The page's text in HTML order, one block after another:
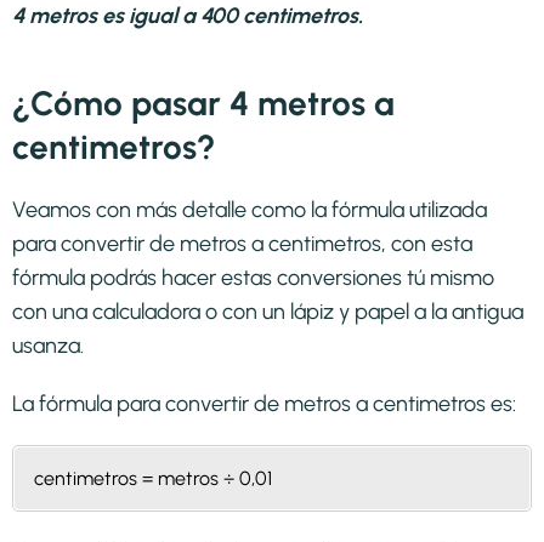
4 metros es igual a 400 centimetros.
¿Cómo pasar 4 metros a
centimetros?
Veamos con más detalle como la fórmula utilizada
para convertir de metros a centimetros, con esta
fórmula podrás hacer estas conversiones tú mismo
con una calculadora o con un lápiz y papel a la antigua
usanza.
La fórmula para convertir de metros a centimetroses:
centimetros = metros ÷ 0,01